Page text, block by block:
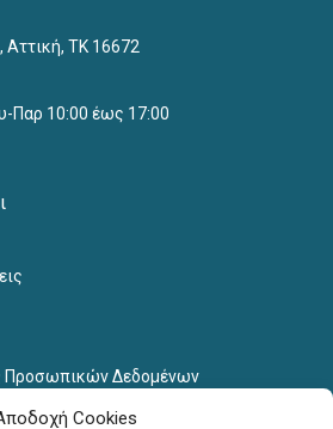
Cookies
Αττική, ΤΚ 16672
Παρ 10:00 έως 17:00
Προσωπικών Δεδομένων